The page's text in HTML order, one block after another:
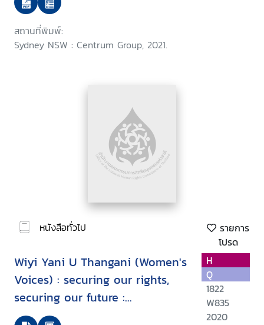
สถานที่พิมพ์:
Sydney NSW : Centrum Group, 2021.
หนังสือทั่วไป
รายการ
โปรด
Wiyi Yani U Thangani (Women's
Voices) : securing our rights,
securing our future :
community guide
H
Q
1822
W835
2020